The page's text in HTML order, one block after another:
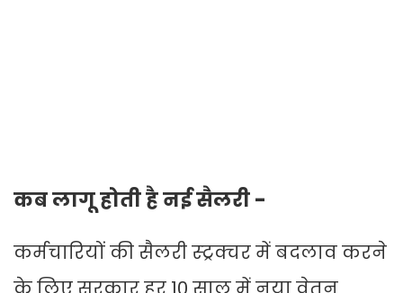
कब लागू होती है नई सैलरी -
कर्मचारियों की सैलरी स्ट्रक्चर में बदलाव करने